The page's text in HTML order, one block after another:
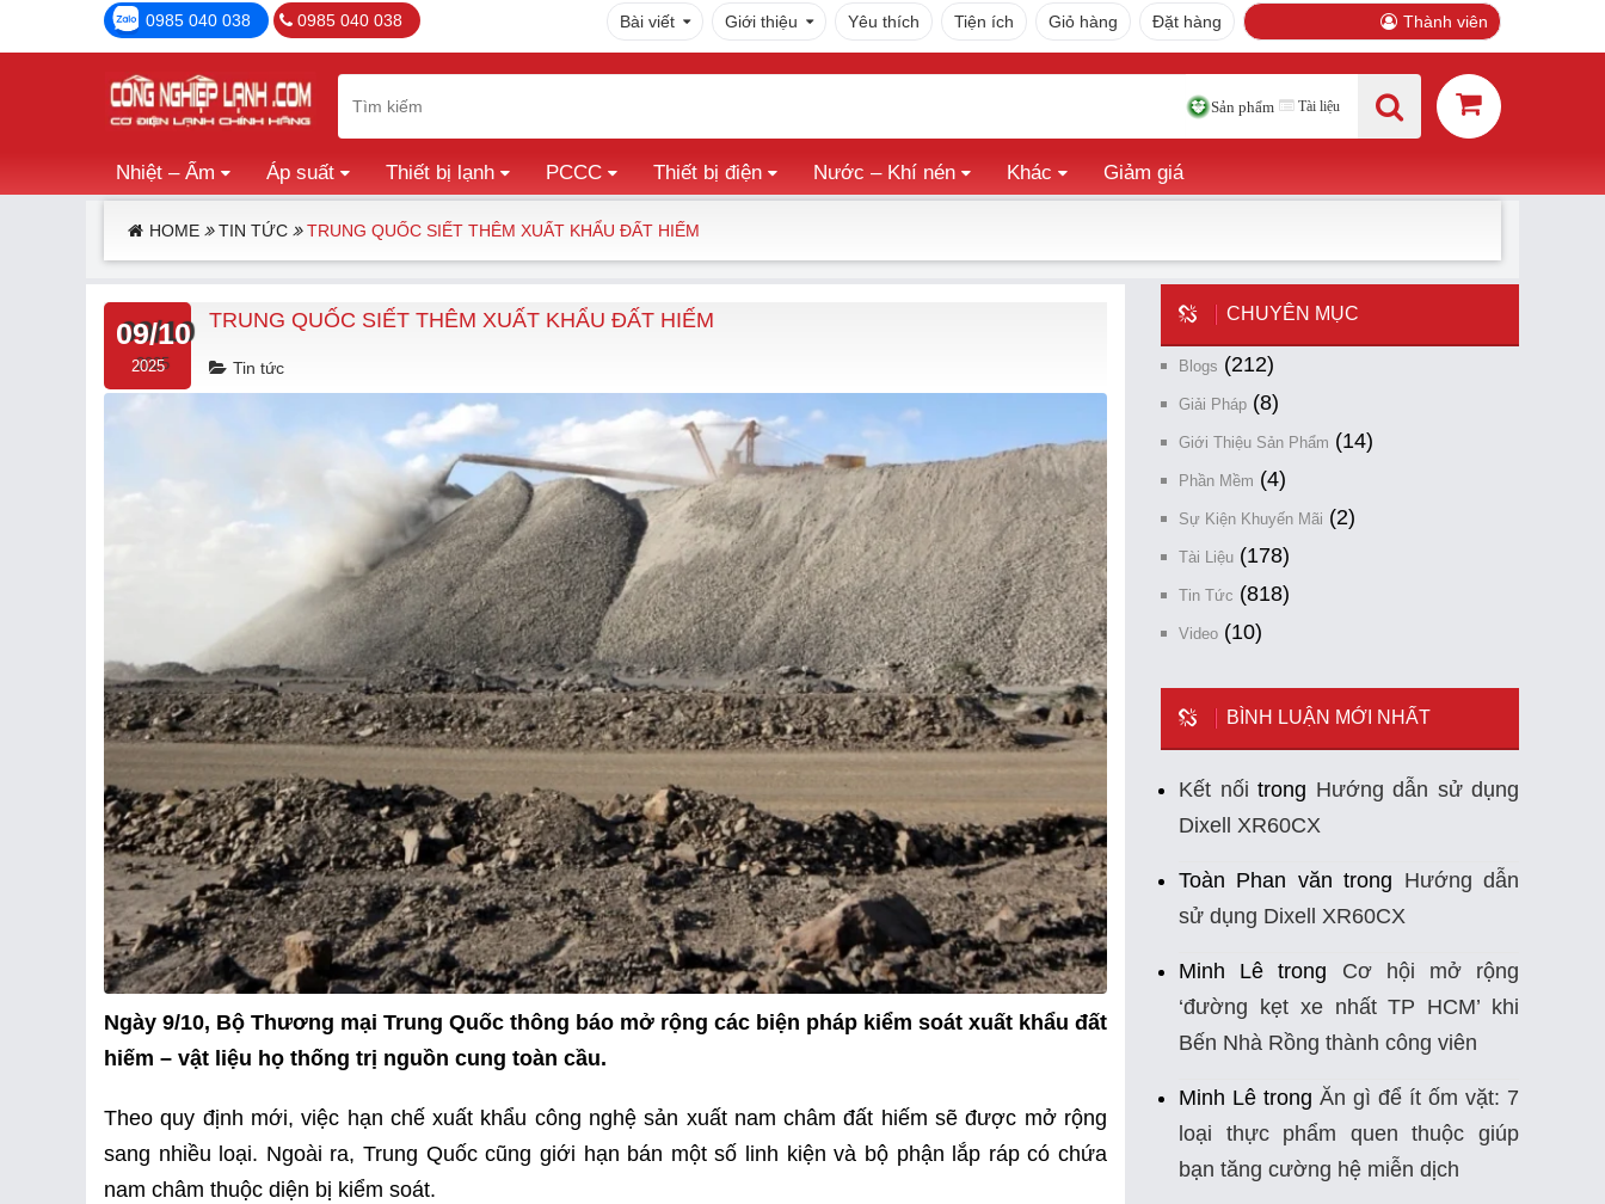
0985 040 038 0985 040 038 Bài viết Giới thiệu Yêu thích Tiện ích Giỏ hàng Đặt hàng Thành viên
Sản phẩm Tài liệu
Nhiệt – Ẩm Áp suất Thiết bị lạnh PCCC Thiết bị điện Nước – Khí nén Khác Giảm giá
HOME TIN TỨC TRUNG QUỐC SIẾT THÊM XUẤT KHẨU ĐẤT HIẾM
09/10
2025
TRUNG QUỐC SIẾT THÊM XUẤT KHẨU ĐẤT HIẾM
Tin tức
Ngày 9/10, Bộ Thương mại Trung Quốc thông báo mở rộng các biện pháp kiểm soát xuất khẩu đất
hiếm – vật liệu họ thống trị nguồn cung toàn cầu.
Theo quy định mới, việc hạn chế xuất khẩu công nghệ sản xuất nam châm đất hiếm sẽ được mở rộng
sang nhiều loại. Ngoài ra, Trung Quốc cũng giới hạn bán một số linh kiện và bộ phận lắp ráp có chứa
nam châm thuộc diện bị kiểm soát.
CHUYÊN MỤC
Blogs (212)
Giải Pháp (8)
Giới Thiệu Sản Phẩm (14)
Phần Mềm (4)
Sự Kiện Khuyến Mãi (2)
Tài Liệu (178)
Tin Tức (818)
Video (10)
BÌNH LUẬN MỚI NHẤT
Kết nối trong Hướng dẫn sử dụng
Dixell XR60CX
Toàn Phan văn trong Hướng dẫn
sử dụng Dixell XR60CX
Minh Lê trong Cơ hội mở rộng
‘đường kẹt xe nhất TP HCM’ khi
Bến Nhà Rồng thành công viên
Minh Lê trong Ăn gì để ít ốm vặt: 7
loại thực phẩm quen thuộc giúp
bạn tăng cường hệ miễn dịch